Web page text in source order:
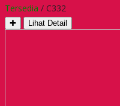
Tersedia / C332
✚ Lihat Detail